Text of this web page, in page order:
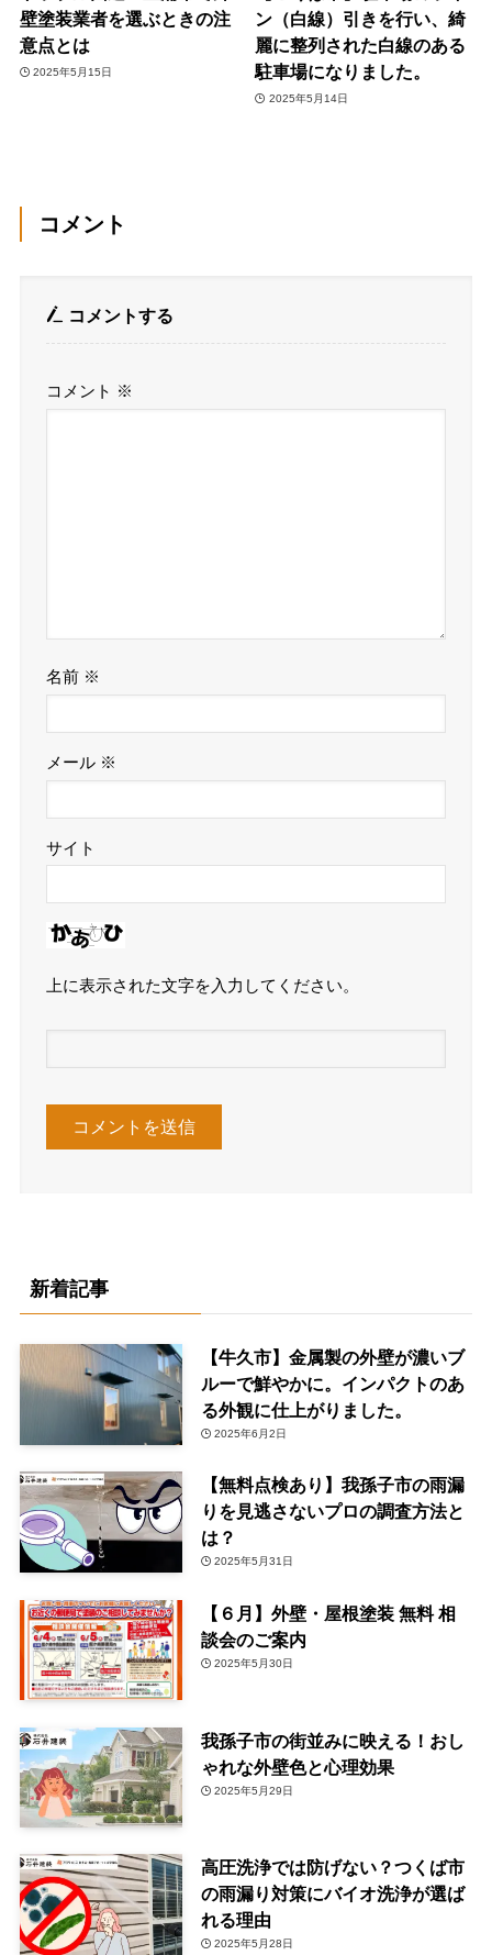
壁塗装業者を選ぶときの注
意点とは
2025年5月15日
ン（白線）引きを行い、綺
麗に整列された白線のある
駐車場になりました。
2025年5月14日
コメント
コメントする
コメント ※
名前 ※
メール ※
サイト
上に表示された文字を入力してください。
新着記事
【牛久市】金属製の外壁が濃いブ
ルーで鮮やかに。インパクトのあ
る外観に仕上がりました。
2025年6月2日
【無料点検あり】我孫子市の雨漏
りを見逃さないプロの調査方法と
は？
2025年5月31日
【６月】外壁・屋根塗装 無料 相
談会のご案内
2025年5月30日
我孫子市の街並みに映える！おし
ゃれな外壁色と心理効果
2025年5月29日
高圧洗浄では防げない？つくば市
の雨漏り対策にバイオ洗浄が選ば
れる理由
2025年5月28日